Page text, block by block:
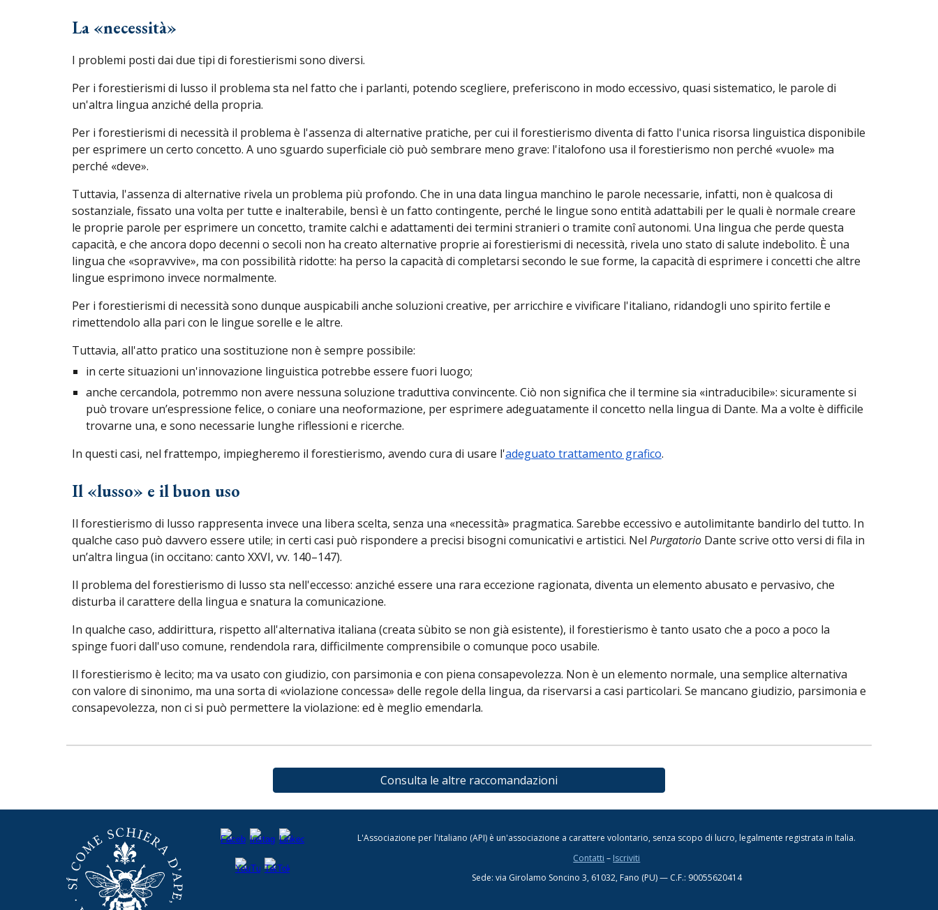
La «necessità»
I problemi posti dai due tipi di forestierismi sono diversi.
Per i forestierismi di lusso il problema sta nel fatto che i parlanti, potendo scegliere, preferiscono in modo eccessivo, quasi sistematico, le parole di
un'altra lingua anziché della propria.
Per i forestierismi di necessità il problema è l'assenza di alternative pratiche, per cui il forestierismo diventa di fatto l'unica risorsa linguistica disponibile
per esprimere un certo concetto. A uno sguardo superficiale ciò può sembrare meno grave: l'italofono usa il forestierismo non perché «vuole» ma
perché «deve».
Tuttavia, l'assenza di alternative rivela un problema più profondo. Che in una data lingua manchino le parole necessarie, infatti, non è qualcosa di
sostanziale, fissato una volta per tutte e inalterabile, bensì è un fatto contingente, perché le lingue sono entità adattabili per le quali è normale creare
le proprie parole per esprimere un concetto, tramite calchi e adattamenti dei termini stranieri o tramite conî autonomi. Una lingua che perde questa
capacità, e che ancora dopo decenni o secoli non ha creato alternative proprie ai forestierismi di necessità, rivela uno stato di salute indebolito. È una
lingua che «sopravvive», ma con possibilità ridotte: ha perso la capacità di completarsi secondo le sue forme, la capacità di esprimere i concetti che altre
lingue esprimono invece normalmente.
Per i forestierismi di necessità sono dunque auspicabili anche soluzioni creative, per arricchire e vivificare l'italiano, ridandogli uno spirito fertile e
rimettendolo alla pari con le lingue sorelle e le altre.
Tuttavia, all'atto pratico una sostituzione non è sempre possibile:
in certe situazioni un'innovazione linguistica potrebbe essere fuori luogo;
anche cercandola, potremmo non avere nessuna soluzione traduttiva convincente. Ciò non significa che il termine sia «intraducibile»: sicuramente si
può trovare un’espressione felice, o coniare una neoformazione, per esprimere adeguatamente il concetto nella lingua di Dante. Ma a volte è difficile
trovarne una, e sono necessarie lunghe riflessioni e ricerche.
In questi casi, nel frattempo, impiegheremo il forestierismo, avendo cura di usare l'adeguato trattamento grafico.
Il «lusso» e il buon uso
Il forestierismo di lusso rappresenta invece una libera scelta, senza una «necessità» pragmatica. Sarebbe eccessivo e autolimitante bandirlo del tutto. In
qualche caso può davvero essere utile; in certi casi può rispondere a precisi bisogni comunicativi e artistici. Nel PurgatorioDante scrive otto versi di fila in
un’altra lingua (in occitano: canto XXVI, vv. 140–147).
Il problema del forestierismo di lusso sta nell'eccesso: anziché essere una rara eccezione ragionata, diventa un elemento abusato e pervasivo, che
disturba il carattere della lingua e snatura la comunicazione.
In qualche caso, addirittura, rispetto all'alternativa italiana (creata sùbito se non già esistente), il forestierismo è tanto usato che a poco a poco la
spinge fuori dall'uso comune, rendendola rara, difficilmente comprensibile o comunque poco usabile.
Il forestierismo è lecito; ma va usato con giudizio, con parsimonia e con piena consapevolezza. Non è un elemento normale, una semplice alternativa
con valore di sinonimo, ma una sorta di «violazione concessa» delle regole della lingua, da riservarsi a casi particolari. Se mancano giudizio, parsimonia e
consapevolezza, non ci si può permettere la violazione: ed è meglio emendarla.
Consulta le altre raccomandazioni
L'Associazione per l'italiano (API) è un'associazione a carattere volontario, senza scopo di lucro, legalmente registrata in Italia.
Contatti – Iscriviti
Sede: via Girolamo Soncino 3, 61032, Fano (PU) — C.F.: 90055620414